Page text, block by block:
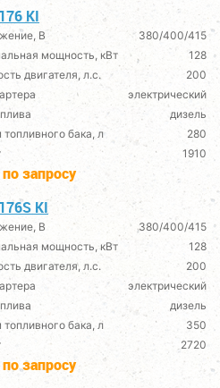
KI
В
380/400/415
мощность, кВт
128
двигателя, л.с.
200
электрический
дизель
бака, л
280
1910
по запросу
KI
В
380/400/415
мощность, кВт
128
двигателя, л.с.
200
электрический
дизель
бака, л
350
2720
по запросу